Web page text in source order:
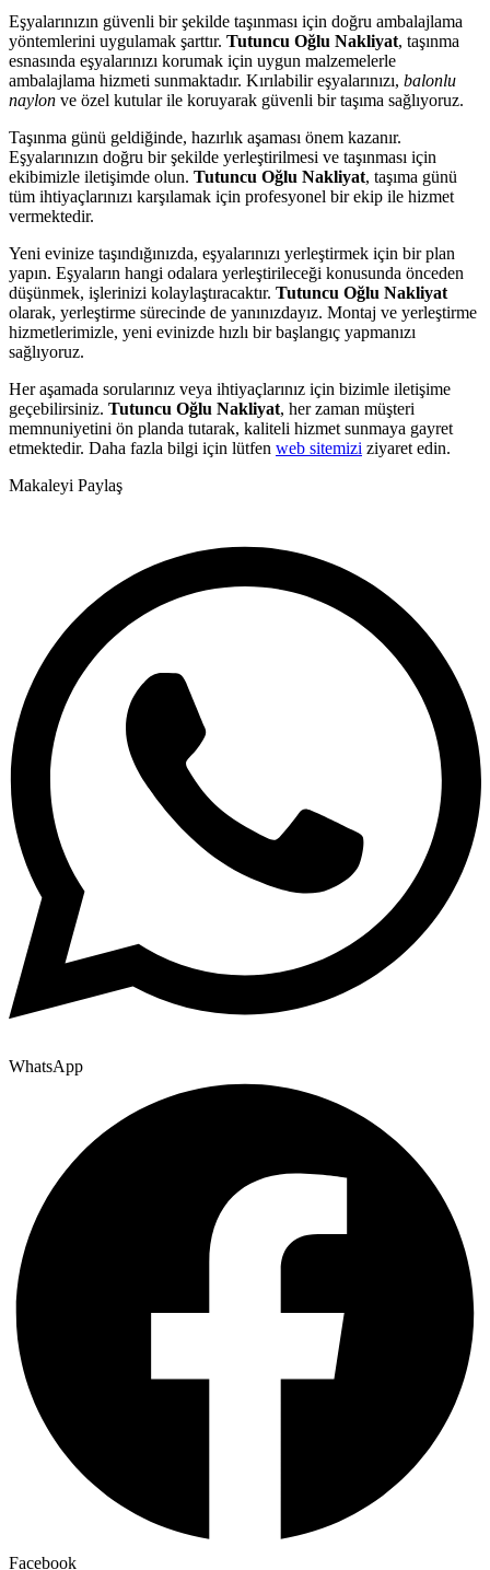
Eşyalarınızın güvenli bir şekilde taşınması için doğru ambalajlama
yöntemlerini uygulamak şarttır. Tutuncu Oğlu Nakliyat, taşınma
esnasında eşyalarınızı korumak için uygun malzemelerle
ambalajlama hizmeti sunmaktadır. Kırılabilir eşyalarınızı, balonlu
naylon ve özel kutular ile koruyarak güvenli bir taşıma sağlıyoruz.
Taşınma günü geldiğinde, hazırlık aşaması önem kazanır.
Eşyalarınızın doğru bir şekilde yerleştirilmesi ve taşınması için
ekibimizle iletişimde olun. Tutuncu Oğlu Nakliyat, taşıma günü
tüm ihtiyaçlarınızı karşılamak için profesyonel bir ekip ile hizmet
vermektedir.
Yeni evinize taşındığınızda, eşyalarınızı yerleştirmek için bir plan
yapın. Eşyaların hangi odalara yerleştirileceği konusunda önceden
düşünmek, işlerinizi kolaylaştıracaktır. Tutuncu Oğlu Nakliyat
olarak, yerleştirme sürecinde de yanınızdayız. Montaj ve yerleştirme
hizmetlerimizle, yeni evinizde hızlı bir başlangıç yapmanızı
sağlıyoruz.
Her aşamada sorularınız veya ihtiyaçlarınız için bizimle iletişime
geçebilirsiniz. Tutuncu Oğlu Nakliyat, her zaman müşteri
memnuniyetini ön planda tutarak, kaliteli hizmet sunmaya gayret
etmektedir. Daha fazla bilgi için lütfen web sitemizi ziyaret edin.
Makaleyi Paylaş
WhatsApp
Facebook